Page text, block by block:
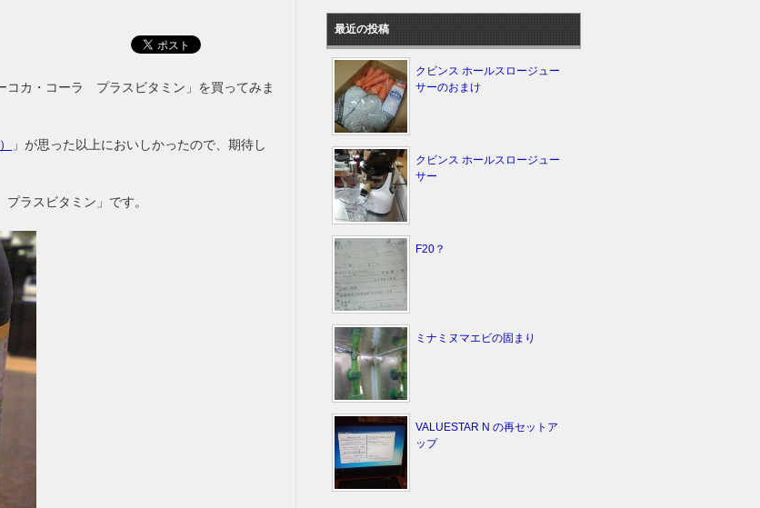
コカ・コーラ プラスビタミン」を買ってみま
」が思った以上においしかったので、期待し
ラスビタミン」です。
最近の投稿
クビンス ホールスロージュー
サーのおまけ
クビンス ホールスロージュー
サー
F20？
ミナミヌマエビの固まり
VALUESTAR N の再セットア
ップ